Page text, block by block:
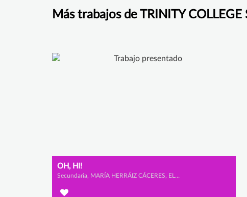
Más trabajos de TRINITY COLLEGE
OH, HI!
Secundaria, MARÍA HERRÁIZ CÁCERES, ELSA CALVET MARTÍNEZ y AMAIA ROSA AYERDI